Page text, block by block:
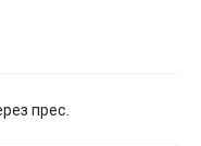
прес.